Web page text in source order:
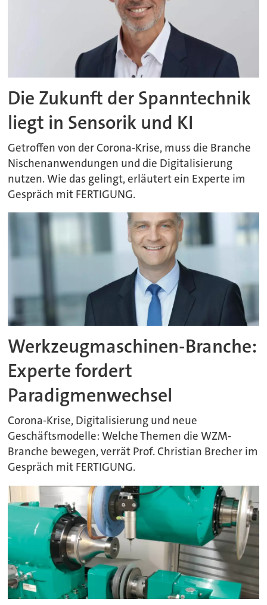
Die Zukunft der Spanntechnik
liegt in Sensorik und KI
Getroffen von der Corona-Krise, muss die Branche
Nischenanwendungen und die Digitalisierung
nutzen. Wie das gelingt, erläutert ein Experte im
Gespräch mit FERTIGUNG.
Werkzeugmaschinen-Branche:
Experte fordert
Paradigmenwechsel
Corona-Krise, Digitalisierung und neue
Geschäftsmodelle: Welche Themen die WZM-
Branche bewegen, verrät Prof. Christian Brecher im
Gespräch mit FERTIGUNG.